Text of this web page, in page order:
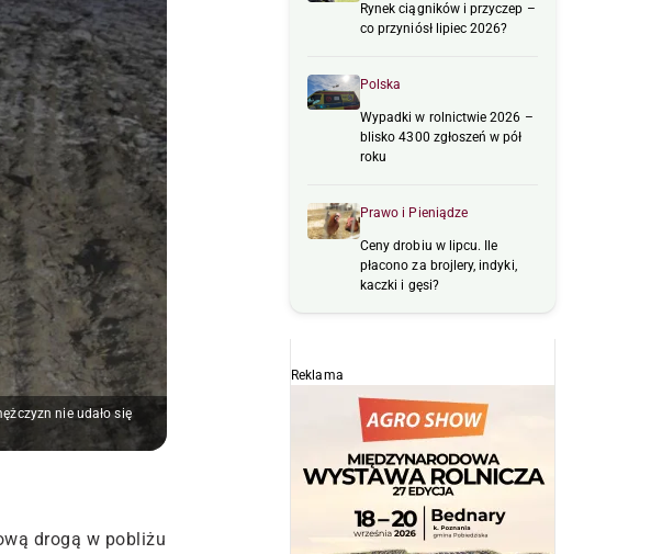
nie udało się
drogą w pobliżu
Rynek ciągników i przyczep –
co przyniósł lipiec 2026?
Polska
Wypadki w rolnictwie 2026 –
blisko 4300 zgłoszeń w pół
roku
Prawo i Pieniądze
Ceny drobiu w lipcu. Ile
płacono za brojlery, indyki,
kaczki i gęsi?
Reklama